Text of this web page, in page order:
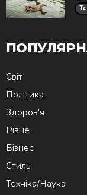
Cвіт
Політика
Здоров'я
Рівне
Бізнес
Стиль
Техніка/Наука